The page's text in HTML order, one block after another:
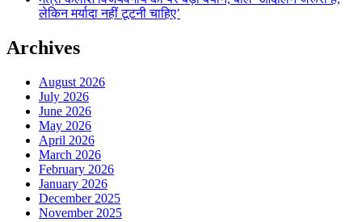
लेकिन मर्यादा नहीं टूटनी चाहिए’
Archives
August 2026
July 2026
June 2026
May 2026
April 2026
March 2026
February 2026
January 2026
December 2025
November 2025